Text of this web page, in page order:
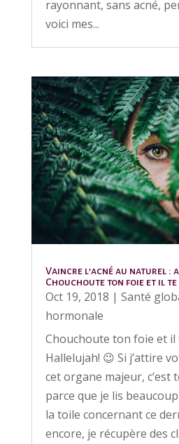
rayonnant, sans acné,
voici mes...
Vaincre l’acné au naturel :
Chouchoute ton foie et il
Oct 19, 2018 | Santé
hormonale
Chouchoute ton foie et il
Hallelujah! 😉 Si j’attire
cet organe majeur,
parce que je lis
la toile concernant ce
encore, je récupère des